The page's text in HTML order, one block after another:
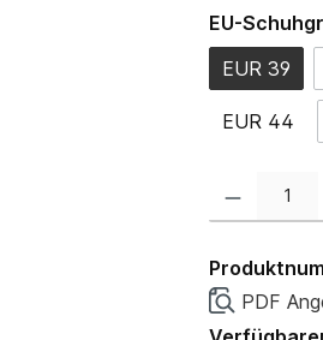
EU-
EUR 39
EUR 44
PDF